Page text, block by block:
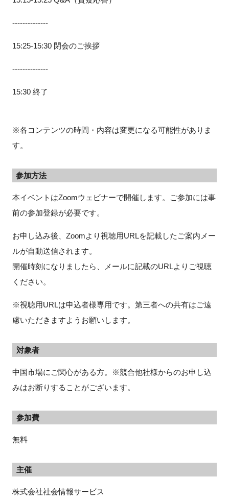
--------------
15:25-15:30 閉会のご挨拶
--------------
15:30 終了
※各コンテンツの時間・内容は変更になる可能性がありま
す。
参加方法
本イベントはZoomウェビナーで開催します。ご参加には事
前の参加登録が必要です。
お申し込み後、Zoomより視聴用URLを記載したご案内メー
ルが自動送信されます。
開催時刻になりましたら、メールに記載のURLよりご視聴
ください。
※視聴用URLは申込者様専用です。第三者への共有はご遠
慮いただきますようお願いします。
対象者
中国市場にご関心がある方。※競合他社様からのお申し込
みはお断りすることがございます。
参加費
無料
主催
株式会社社会情報サービス